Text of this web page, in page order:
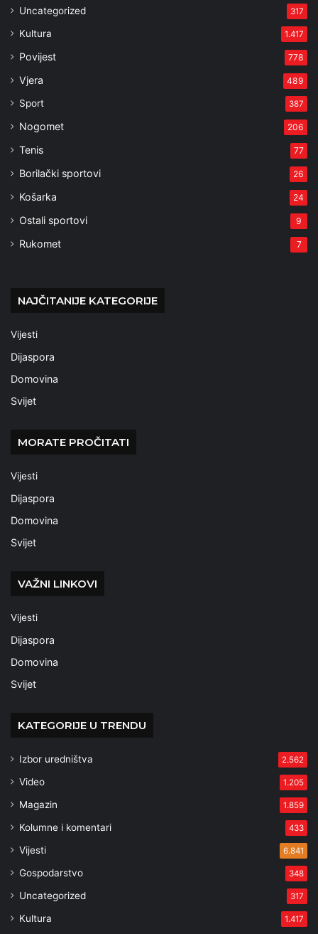
Uncategorized 317
Kultura 1.417
Povijest 778
Vjera 489
Sport 387
Nogomet 206
Tenis 77
Borilački sportovi 26
Košarka 24
Ostali sportovi 9
Rukomet 7
NAJČITANIJE KATEGORIJE
Vijesti
Dijaspora
Domovina
Svijet
MORATE PROČITATI
Vijesti
Dijaspora
Domovina
Svijet
VAŽNI LINKOVI
Vijesti
Dijaspora
Domovina
Svijet
KATEGORIJE U TRENDU
Izbor uredništva 2.562
Video 1.205
Magazin 1.859
Kolumne i komentari 433
Vijesti 6.841
Gospodarstvo 348
Uncategorized 317
Kultura 1.417